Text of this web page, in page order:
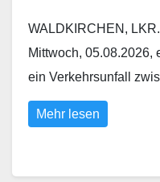
WALDKIRCHEN,
Mittwoch, 05.08.2026,
ein Verkehrsunfall
Mehr lesen